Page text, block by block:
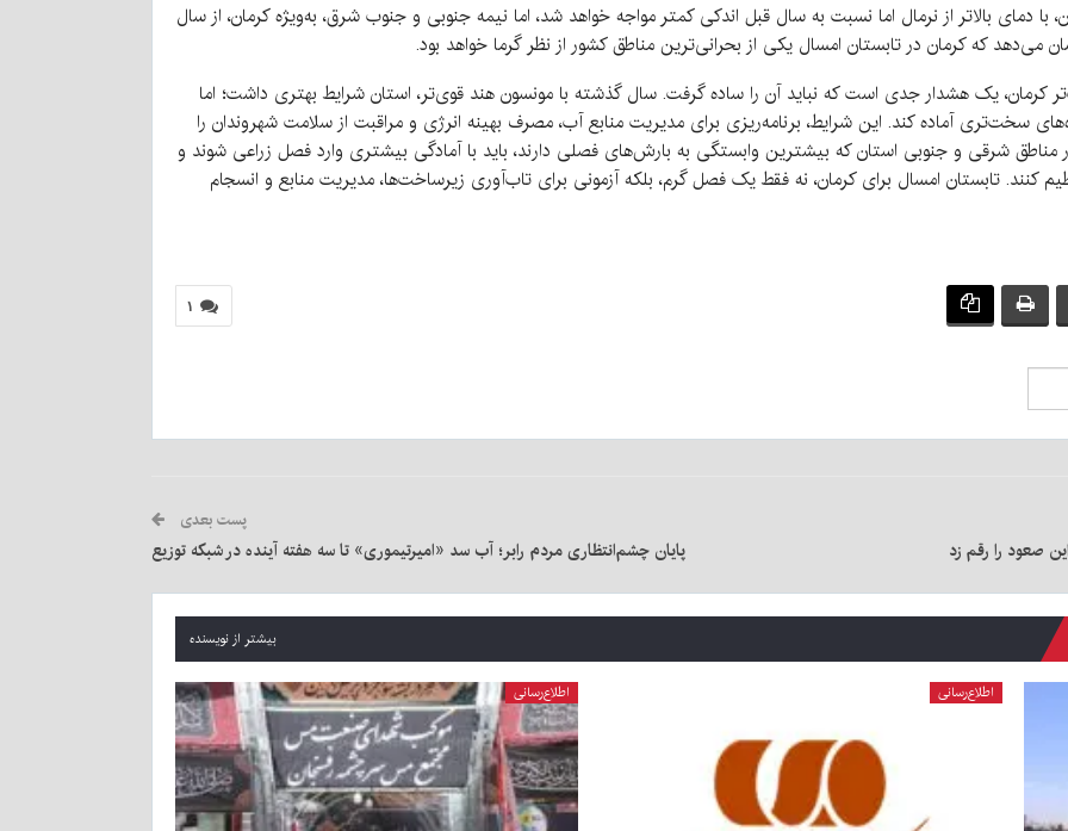
با دمای بالاتر از نرمال اما نسبت به سال قبل اندکی کمتر مواجه خواهد شد، اما نیمه جنوبی و جنوب شرق، به‌ویژه کرمان، از سال
می‌دهد که کرمان در تابستان امسال یکی از بحرانی‌ترین مناطق کشور از نظر گرما خواهد بود.
کرمان، یک هشدار جدی است که نباید آن را ساده گرفت. سال گذشته با مونسون هند قوی‌تر، استان شرایط بهتری داشت؛ اما
سخت‌تری آماده کند. این شرایط، برنامه‌ریزی برای مدیریت منابع آب، مصرف بهینه انرژی و مراقبت از سلامت شهروندان را
شرقی و جنوبی استان که بیشترین وابستگی به بارش‌های فصلی دارند، باید با آمادگی بیشتری وارد فصل زراعی شوند و
تابستان امسال برای کرمان، نه فقط یک فصل گرم، بلکه آزمونی برای تاب‌آوری زیرساخت‌ها، مدیریت منابع و انسجام
۱
صعود را رقم زد
پست بعدی
پایان چشم‌انتظاری مردم رابر؛ آب سد «امیرتیموری» تا سه هفته آینده در شبکه توزیع
بیشتر از نویسنده
اطلاع‌رسانی اطلاع‌رسانی